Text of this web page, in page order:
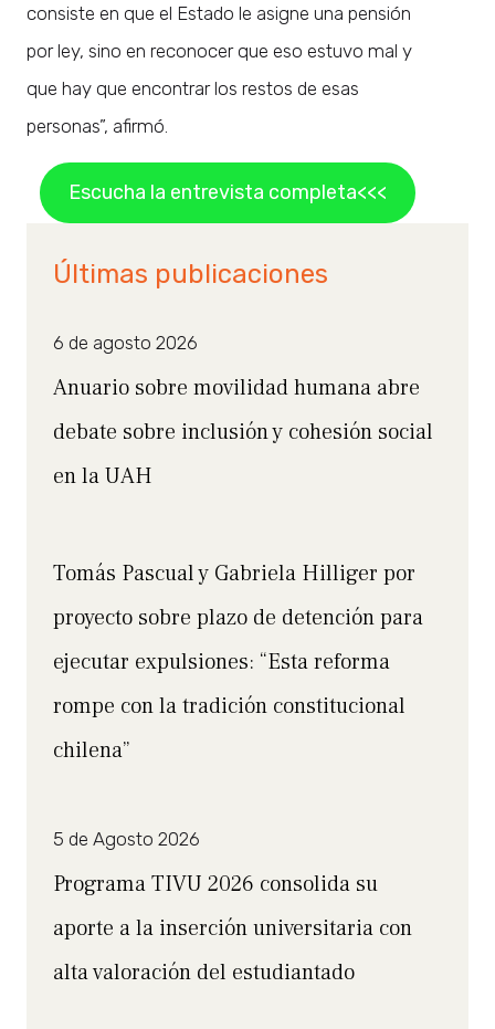
consiste en que el Estado le asigne una pensión
por ley, sino en reconocer que eso estuvo mal y
que hay que encontrar los restos de esas
personas”, afirmó.
Escucha la entrevista completa<<<
Últimas publicaciones
6 de agosto 2026
Anuario sobre movilidad humana abre
debate sobre inclusión y cohesión social
en la UAH
Tomás Pascual y Gabriela Hilliger por
proyecto sobre plazo de detención para
ejecutar expulsiones: “Esta reforma
rompe con la tradición constitucional
chilena”
5 de Agosto 2026
Programa TIVU 2026 consolida su
aporte a la inserción universitaria con
alta valoración del estudiantado